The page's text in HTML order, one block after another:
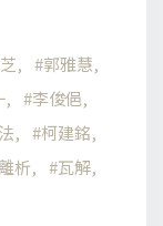
郭雅慧
李俊俋
柯建銘
析
瓦解